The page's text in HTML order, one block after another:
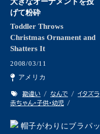
大きなオーナメントを投
げて粉砕
Toddler Throws
Christmas Ornament and
Shatters It
2008/03/11
アメリカ
勘違い なんで
イタズラ
赤ちゃん・子供・幼児